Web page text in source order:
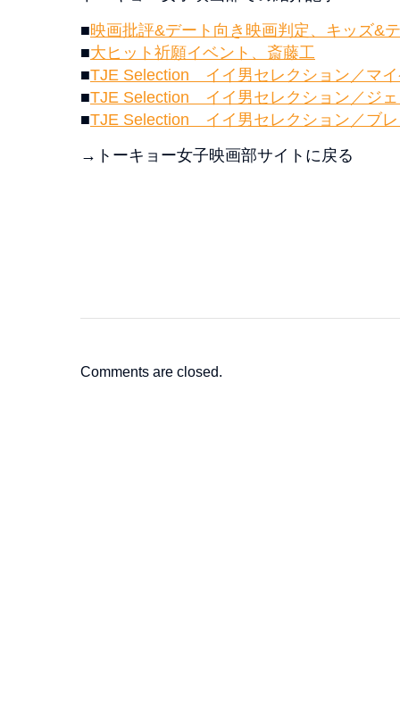
■映画批評&デート向き映画判定、キッズ&
■大ヒット祈願イベント、斎藤工
■TJE Selection イイ男セレクション／マ
■TJE Selection イイ男セレクション／ジ
■TJE Selection イイ男セレクション／ブ
→トーキョー女子映画部サイトに戻る
Comments are closed.